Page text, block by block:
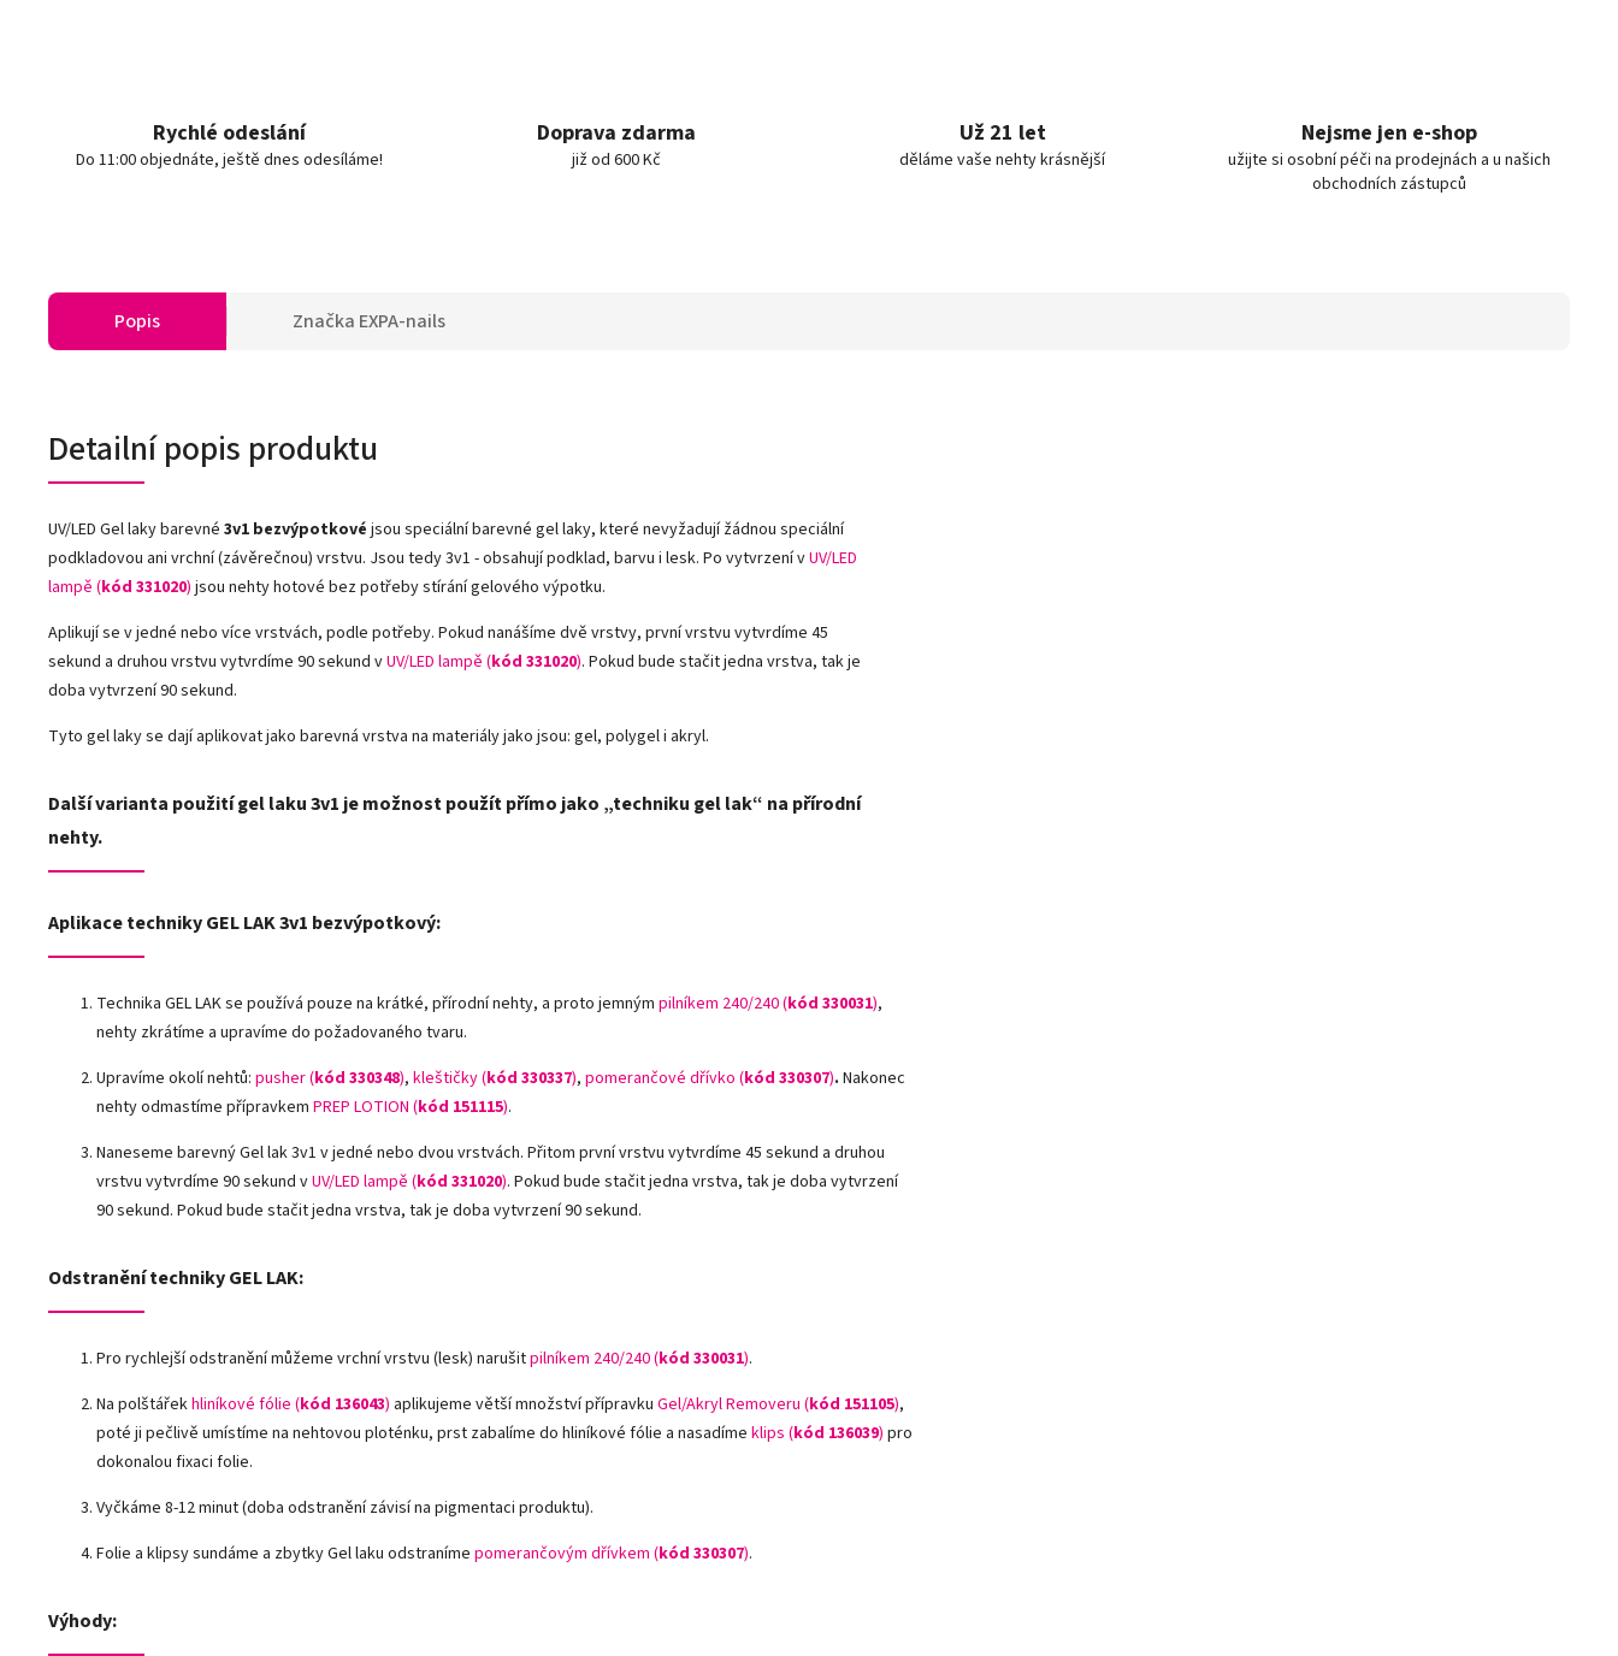
Rychlé odeslání
Do 11:00 objednáte, ještě dnes odesíláme!
Doprava zdarma
již od 600 Kč
Už 21 let
děláme vaše nehty krásnější
Nejsme jen e-shop
užijte si osobní péči na prodejnách a u našich
obchodních zástupců
Popis Značka EXPA-nails
Detailní popis produktu
UV/LED Gel laky barevné 3v1 bezvýpotkové jsou speciální barevné gel laky, které nevyžadují žádnou speciální
podkladovou ani vrchní (závěrečnou) vrstvu. Jsou tedy 3v1 - obsahují podklad, barvu i lesk. Po vytvrzení vUV/LED
lampě (kód 331020) jsou nehty hotové bez potřeby stírání gelového výpotku.
Aplikují se v jedné nebo více vrstvách, podle potřeby. Pokud nanášíme dvě vrstvy, první vrstvu vytvrdíme 45
sekund a druhou vrstvu vytvrdíme 90 sekund vUV/LED lampě (kód 331020). Pokud bude stačit jedna vrstva, tak je
doba vytvrzení 90 sekund.
Tyto gel laky se dají aplikovat jako barevná vrstva na materiály jako jsou: gel, polygel i akryl.
Další varianta použití gel laku 3v1 je možnost použít přímo jako „techniku gel lak“ na přírodní
nehty.
Aplikace techniky GEL LAK 3v1 bezvýpotkový:
Technika GEL LAK se používá pouze na krátké, přírodní nehty, a proto jemným pilníkem 240/240 (kód 330031),
nehty zkrátíme a upravíme do požadovaného tvaru.
Upravíme okolí nehtů: pusher (kód 330348), kleštičky (kód 330337), pomerančové dřívko (kód 330307). Nakonec
nehty odmastíme přípravkem PREP LOTION (kód 151115).
Naneseme barevný Gel lak 3v1 v jedné nebo dvou vrstvách. Přitom první vrstvu vytvrdíme 45 sekund a druhou
vrstvu vytvrdíme 90 sekund vUV/LED lampě (kód 331020). Pokud bude stačit jedna vrstva, tak je doba vytvrzení
90 sekund. Pokud bude stačit jedna vrstva, tak je doba vytvrzení 90 sekund.
Odstranění techniky GEL LAK:
Pro rychlejší odstranění můžeme vrchní vrstvu (lesk) narušitpilníkem 240/240 (kód 330031).
Na polštářekhliníkové fólie (kód 136043) aplikujeme větší množství přípravku Gel/Akryl Removeru (kód 151105),
poté ji pečlivě umístíme na nehtovou ploténku, prst zabalíme do hliníkové fólie a nasadíme klips (kód 136039) pro
dokonalou fixaci folie.
Vyčkáme 8-12 minut (doba odstranění závisí na pigmentaci produktu).
Folie a klipsy sundáme a zbytky Gel laku odstraníme pomerančovým dřívkem (kód 330307).
Výhody: